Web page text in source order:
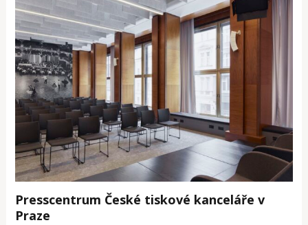
Presscentrum České tiskové kanceláře v
Praze